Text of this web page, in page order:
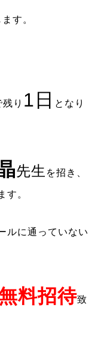
す。
り 1日 となり
先生 を招き、
す。
ルに通っていない
料招待致